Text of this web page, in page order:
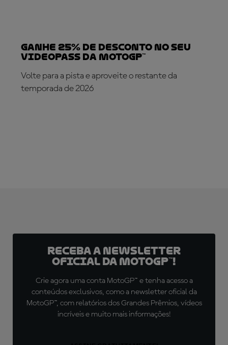
Ganhe 25% de desconto no seu
VideoPass da MotoGP™
Volte para a pista e aproveite o restante da
temporada de 2026
Receba a newsletter
oficial da MotoGP™!
Crie agora uma conta MotoGP™ e tenha acesso a
conteúdos exclusivos, como a newsletter oficial da
MotoGP™, com relatórios dos Grandes Prêmios, vídeos
incríveis e muito mais informações!